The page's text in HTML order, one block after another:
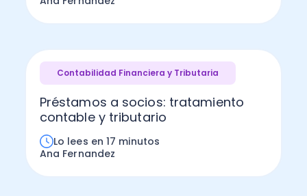
Contabilidad Financiera y Tributaria
Préstamos a socios: tratamiento
contable y tributario
Lo lees en 17 minutos
Ana Fernandez